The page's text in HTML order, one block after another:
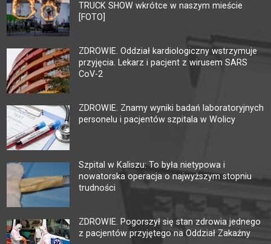
TRUCK SHOW wkrótce w naszym mieście
[FOTO]
ZDROWIE. Oddział kardiologiczny wstrzymuje
przyjęcia. Lekarz i pacjent z wirusem SARS
CoV-2
ZDROWIE. Znamy wyniki badań laboratoryjnych
personelu i pacjentów szpitala w Wolicy
Szpital w Kaliszu: To była nietypowa i
nowatorska operacja o najwyższym stopniu
trudności
ZDROWIE. Pogorszył się stan zdrowia jednego
z pacjentów przyjętego na Oddział Zakaźny